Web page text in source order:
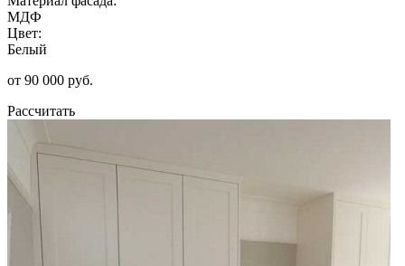
МДФ
Цвет:
Белый
от 90 000 руб.
Рассчитать